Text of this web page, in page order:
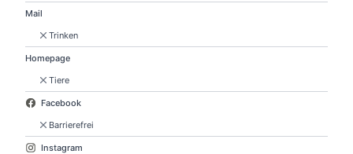
Mail
Trinken
Homepage
Tiere
Facebook
Barrierefrei
Instagram